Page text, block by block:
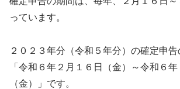
っています。
２０２３年分（令和５年分）の確定申告
「令和６年２月１６日（金）～令和６年
（金）」です。